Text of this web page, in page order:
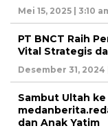
Mei 15, 2025 | 3:10
PT BNCT Raih
Vital Strategis
Desember 31, 2024
Sambut Ultah
dan Anak Yatim